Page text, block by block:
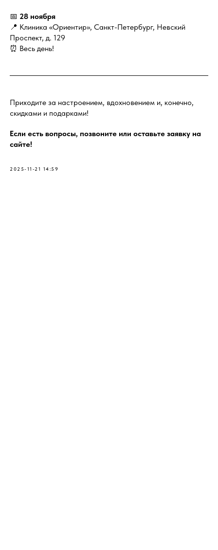
📅 28 ноября
📍 Клиника «Ориентир», Санкт-Петербург, Невский
Проспект, д. 129
⏰ Весь день!
Приходите за настроением, вдохновением и, конечно,
скидками и подарками!
Если есть вопросы, позвоните или оставьте заявку на
сайте!
2025-11-21 14:59